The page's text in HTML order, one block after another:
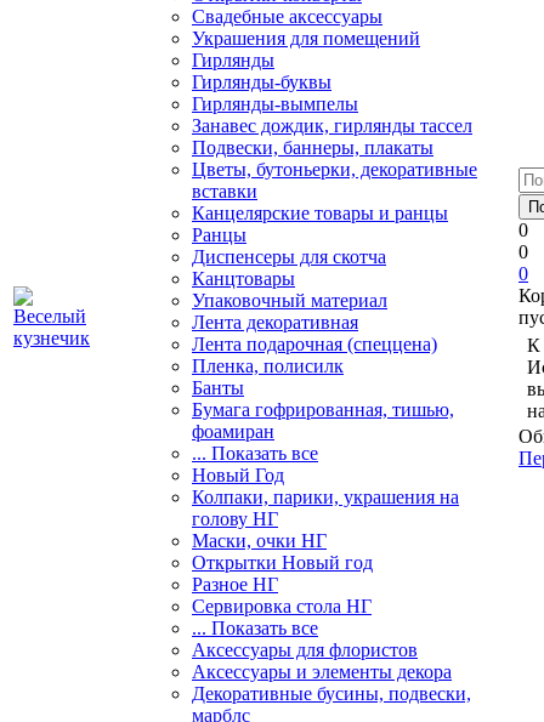
Свадебные аксессуары
Украшения для помещений
Гирлянды
Гирлянды-буквы
Гирлянды-вымпелы
Занавес дождик, гирлянды тассел
Подвески, баннеры, плакаты
Цветы, бутоньерки, декоративные
вставки
Канцелярские товары и ранцы
Ранцы
Диспенсеры для скотча
Канцтовары
Упаковочный материал
Лента декоративная
Лента подарочная (спеццена)
Пленка, полисилк
Банты
Бумага гофрированная, тишью,
фоамиран
... Показать все
Новый Год
Колпаки, парики, украшения на
голову НГ
Маски, очки НГ
Открытки Новый год
Разное НГ
Сервировка стола НГ
... Показать все
Аксессуары для флористов
Аксессуары и элементы декора
Декоративные бусины, подвески,
марблс
0
0
0
К